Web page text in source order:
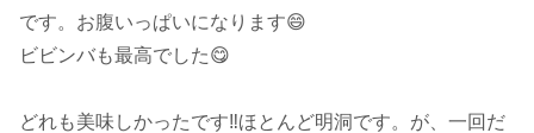
です。お腹いっぱいになります😄
ビビンバも最高でした😋
どれも美味しかったです‼️ほとんど明洞です。が、一回だ